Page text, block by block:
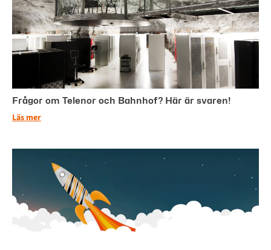
Frågor om Telenor och Bahnhof? Här är svaren!
Läs mer